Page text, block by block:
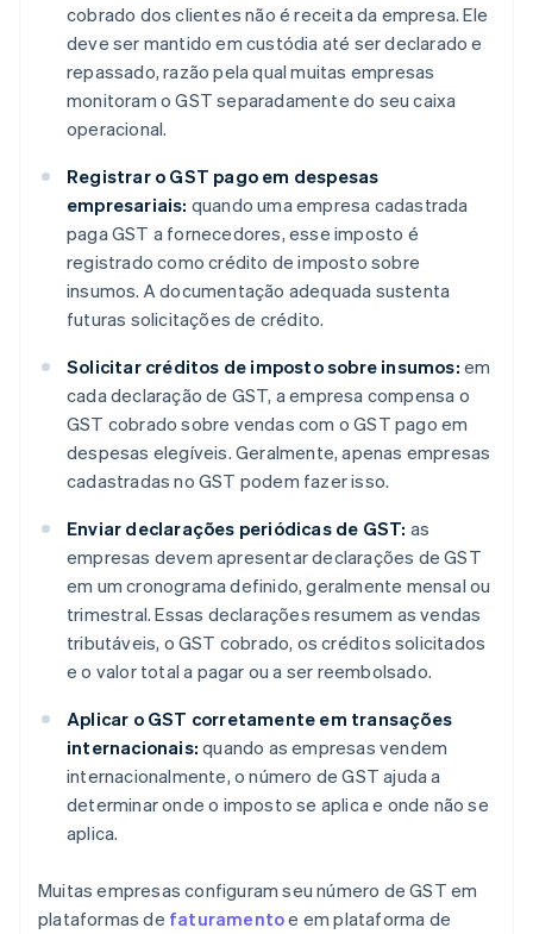
cobrado dos clientes não é receita da empresa. Ele
deve ser mantido em custódia até ser declarado e
repassado, razão pela qual muitas empresas
monitoram o GST separadamente do seu caixa
operacional.
Registrar o GST pago em despesas
empresariais: quando uma empresa cadastrada
paga GST a fornecedores, esse imposto é
registrado como crédito de imposto sobre
insumos. A documentação adequada sustenta
futuras solicitações de crédito.
Solicitar créditos de imposto sobre insumos: em
cada declaração de GST, a empresa compensa o
GST cobrado sobre vendas com o GST pago em
despesas elegíveis. Geralmente, apenas empresas
cadastradas no GST podem fazer isso.
Enviar declarações periódicas de GST: as
empresas devem apresentar declarações de GST
em um cronograma definido, geralmente mensal ou
trimestral. Essas declarações resumem as vendas
tributáveis, o GST cobrado, os créditos solicitados
e o valor total a pagar ou a ser reembolsado.
Aplicar o GST corretamente em transações
internacionais: quando as empresas vendem
internacionalmente, o número de GST ajuda a
determinar onde o imposto se aplica e onde não se
aplica.
Muitas empresas configuram seu número de GST em
plataformas de faturamentoe em plataforma de